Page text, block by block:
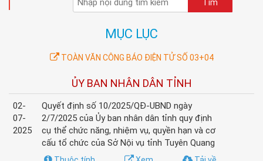
MỤC LỤC
TOÀN VĂN CÔNG BÁO ĐIỆN TỬ SỐ 03+04
ỦY BAN NHÂN DÂN TỈNH
02-
07-
2025
Quyết định số 10/2025/QĐ-UBND ngày
2/7/2025 của Ủy ban nhân dân tỉnh quy định
cụ thể chức năng, nhiệm vụ, quyền hạn và cơ
cấu tổ chức của Sở Nội vụ tỉnh Tuyên Quang